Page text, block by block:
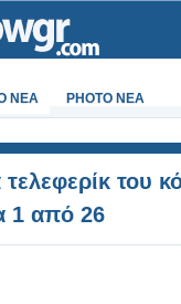
NEA PHOTO NEA
τελεφερίκ του
1 από 26